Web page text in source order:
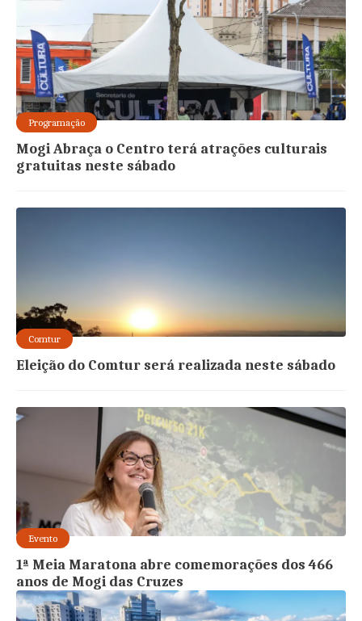
Programação
Mogi Abraça o Centro terá atrações culturais
gratuitas neste sábado
Comtur
Eleição do Comtur será realizada neste sábado
Evento
1ª Meia Maratona abre comemorações dos 466
anos de Mogi das Cruzes